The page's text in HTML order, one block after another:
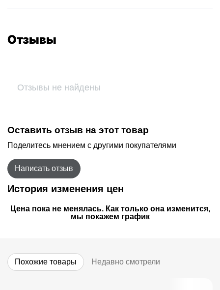
Отзывы
Отзывы не найдены
Оставить отзыв на этот товар
Поделитесь мнением с другими покупателями
Написать отзыв
История изменения цен
Цена пока не менялась. Как только она изменится,
мы покажем график
Похожие товары Недавно смотрели